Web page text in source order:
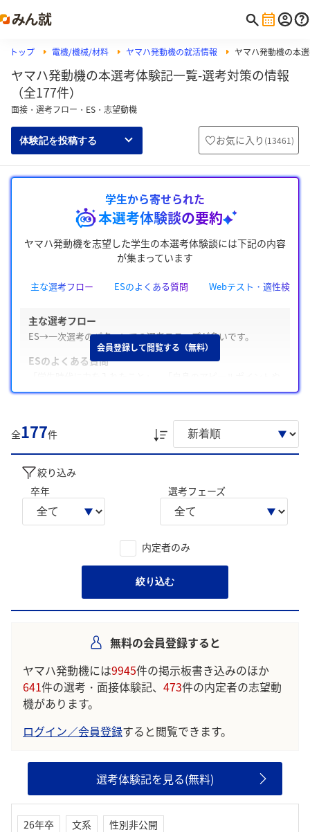
トップ 電機/機械/材料 ヤマハ発動機の就活情報 ヤマハ発動機の本
ヤマハ発動機の本選考体験記一覧-選考対策の情報
（全177件）
面接・選考フロー・ES・志望動機
体験記を投稿する お気に入り (13461)
学生から寄せられた
本選考体験談の要約
ヤマハ発動機を志望した学生の本選考体験談には下記の内容
が集まっています
主な選考フロー ESのよくある質問 Webテスト・適性検査
主な選考フロー
ES→一次選考のパターンでの選考ステップが多いです。
ESのよくある質問
人柄」の質問が多いです。
テストがある場合とない場合がある / テストセンター形式
面接の特徴
面接は普通な雰囲気で、「志望動機」や「学生時代に力を入れ
たこと」についてよく聞かれます。
内定承諾と辞退
内定承諾した学生は、「地元で働けるため」、「他社と比較検
生は「第一志望から内定をいただいたため」を主な理由として
「製品や技術の理解を深める」、「自分がどう貢献できるかを
明確にする」のような声が寄せられています。
学生の声を就職活動の参考にしましょう。
※AIを使用し、過去3年間のユーザー投稿を要約しています。実際
のユーザの投稿は下記の一覧からご確認ください。
会員登録して閲覧する（無料）
全177件
絞り込み
卒年
選考フェーズ
内定者のみ
絞り込む
無料の会員登録すると
ヤマハ発動機には9945件の掲示板書き込みのほか
641件の選考・面接体験記、 473件の内定者の志望動
機があります。
ログイン／会員登録すると閲覧できます。
選考体験記を見る(無料)
26年卒 文系
性別非公開